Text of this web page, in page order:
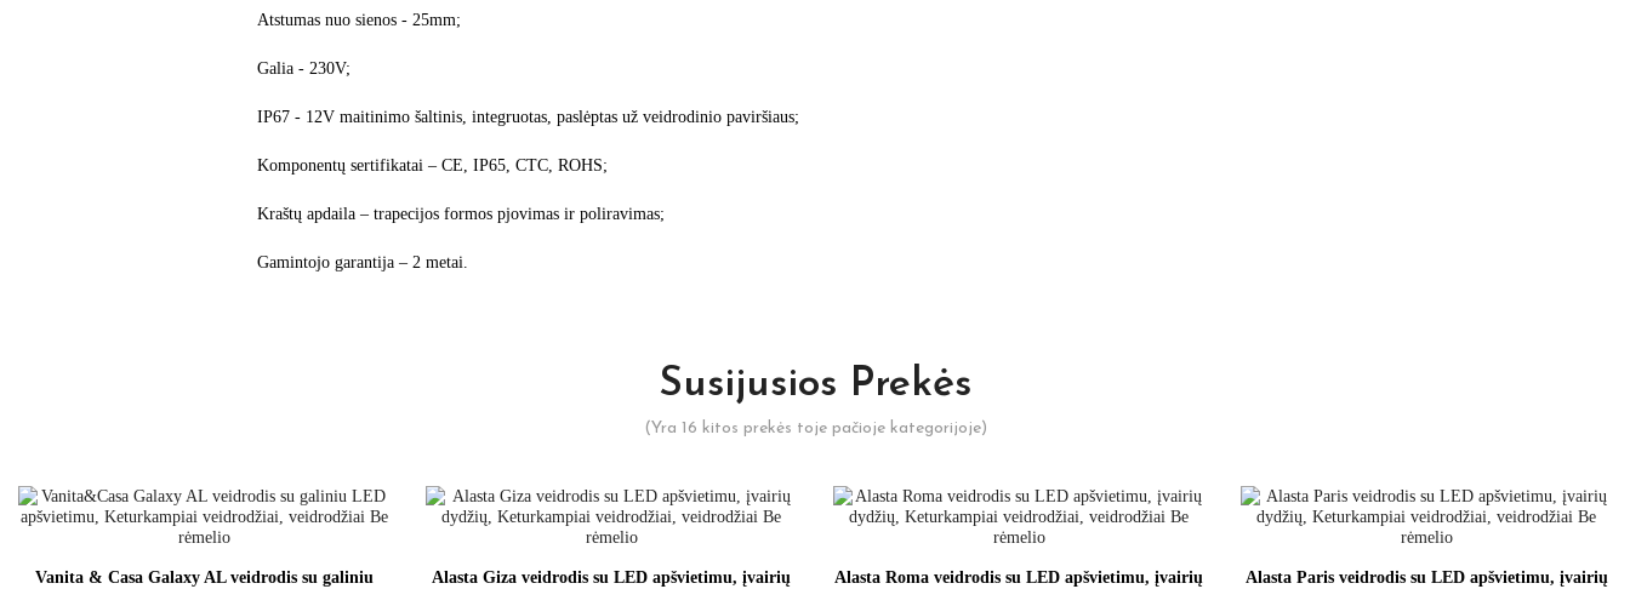
Atstumas nuo sienos - 25mm;
Galia - 230V;
IP67 - 12V maitinimo šaltinis, integruotas, paslėptas už veidrodinio paviršiaus;
Komponentų sertifikatai – CE, IP65, CTC, ROHS;
Kraštų apdaila – trapecijos formos pjovimas ir poliravimas;
Gamintojo garantija – 2 metai.
Susijusios Prekės
(Yra 16 kitos prekės toje pačioje kategorijoje)
Vanita & Casa Galaxy AL veidrodis su galiniu Alasta Giza veidrodis su LED apšvietimu, įvairių Alasta Roma veidrodis su LED apšvietimu, įvairių Alasta Paris veidrodis su LED apšvietimu, įvairių